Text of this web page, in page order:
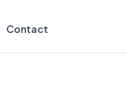
Contact